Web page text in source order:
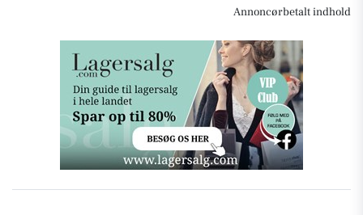
Annoncørbetalt indhold